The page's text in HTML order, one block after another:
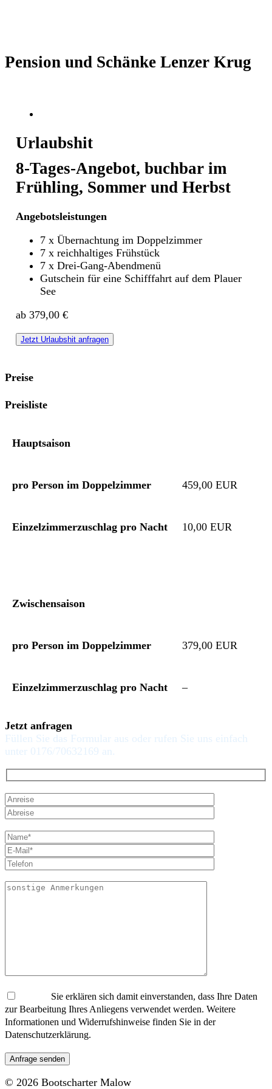
Pension und Schänke Lenzer Krug
Urlaubshit
8-Tages-Angebot, buchbar im
Frühling, Sommer und Herbst
Angebotsleistungen
7 x Übernachtung im Doppelzimmer
7 x reichhaltiges Frühstück
7 x Drei-Gang-Abendmenü
Gutschein für eine Schifffahrt auf dem Plauer
See
ab 379,00 €
Jetzt Urlaubshit anfragen
Preise
Preisliste
Hauptsaison
pro Person im Doppelzimmer 459,00 EUR
Einzelzimmerzuschlag pro Nacht 10,00 EUR
Zwischensaison
pro Person im Doppelzimmer 379,00 EUR
Einzelzimmerzuschlag pro Nacht –
Jetzt anfragen
Füllen Sie das Formular aus oder rufen Sie uns einfach
unter 0176/70632169 an.
Sie erklären sich damit einverstanden, dass Ihre Daten
zur Bearbeitung Ihres Anliegens verwendet werden. Weitere
Informationen und Widerrufshinweise finden Sie in der
Datenschutzerklärung.
© 2026 Bootscharter Malow